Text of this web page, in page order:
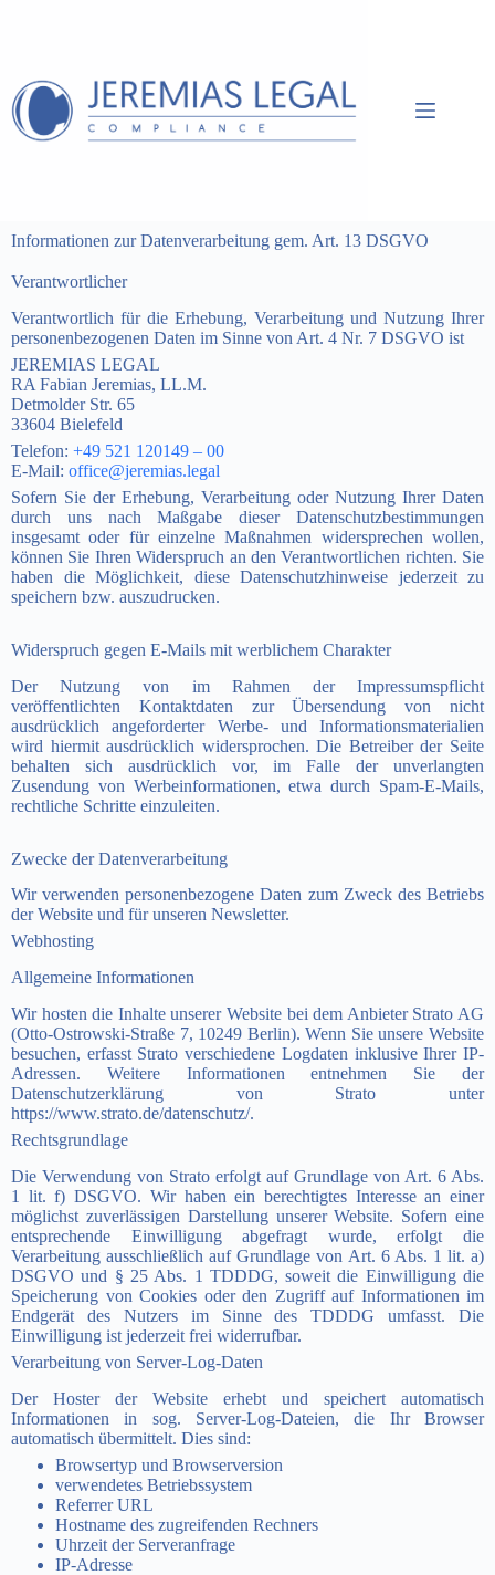
Informationen zur Datenverarbeitung gem. Art. 13 DSGVO
Verantwortlicher
Verantwortlich für die Erhebung, Verarbeitung und Nutzung Ihrer
personenbezogenen Daten im Sinne von Art. 4 Nr. 7 DSGVO ist
JEREMIAS LEGAL
RA Fabian Jeremias, LL.M.
Detmolder Str. 65
33604 Bielefeld
Telefon: +49 521 120149 – 00
E-Mail: office@jeremias.legal
Sofern Sie der Erhebung, Verarbeitung oder Nutzung Ihrer Daten
durch uns nach Maßgabe dieser Datenschutzbestimmungen
insgesamt oder für einzelne Maßnahmen widersprechen wollen,
können Sie Ihren Widerspruch an den Verantwortlichen richten. Sie
haben die Möglichkeit, diese Datenschutzhinweise jederzeit zu
speichern bzw. auszudrucken.
Widerspruch gegen E-Mails mit werblichem Charakter
Der Nutzung von im Rahmen der Impressumspflicht
veröffentlichten Kontaktdaten zur Übersendung von nicht
ausdrücklich angeforderter Werbe- und Informationsmaterialien
wird hiermit ausdrücklich widersprochen. Die Betreiber der Seite
behalten sich ausdrücklich vor, im Falle der unverlangten
Zusendung von Werbeinformationen, etwa durch Spam-E-Mails,
rechtliche Schritte einzuleiten.
Zwecke der Datenverarbeitung
Wir verwenden personenbezogene Daten zum Zweck des Betriebs
der Website und für unseren Newsletter.
Webhosting
Allgemeine Informationen
Wir hosten die Inhalte unserer Website bei dem Anbieter Strato AG
(Otto-Ostrowski-Straße 7, 10249 Berlin). Wenn Sie unsere Website
besuchen, erfasst Strato verschiedene Logdaten inklusive Ihrer IP-
Adressen. Weitere Informationen entnehmen Sie der
Datenschutzerklärung von Strato unter
https://www.strato.de/datenschutz/.
Rechtsgrundlage
Die Verwendung von Strato erfolgt auf Grundlage von Art. 6 Abs.
1 lit. f) DSGVO. Wir haben ein berechtigtes Interesse an einer
möglichst zuverlässigen Darstellung unserer Website. Sofern eine
entsprechende Einwilligung abgefragt wurde, erfolgt die
Verarbeitung ausschließlich auf Grundlage von Art. 6 Abs. 1 lit. a)
DSGVO und § 25 Abs. 1 TDDDG, soweit die Einwilligung die
Speicherung von Cookies oder den Zugriff auf Informationen im
Endgerät des Nutzers im Sinne des TDDDG umfasst. Die
Einwilligung ist jederzeit frei widerrufbar.
Verarbeitung von Server-Log-Daten
Der Hoster der Website erhebt und speichert automatisch
Informationen in sog. Server-Log-Dateien, die Ihr Browser
automatisch übermittelt. Dies sind:
Browsertyp und Browserversion
verwendetes Betriebssystem
Referrer URL
Hostname des zugreifenden Rechners
Uhrzeit der Serveranfrage
IP-Adresse